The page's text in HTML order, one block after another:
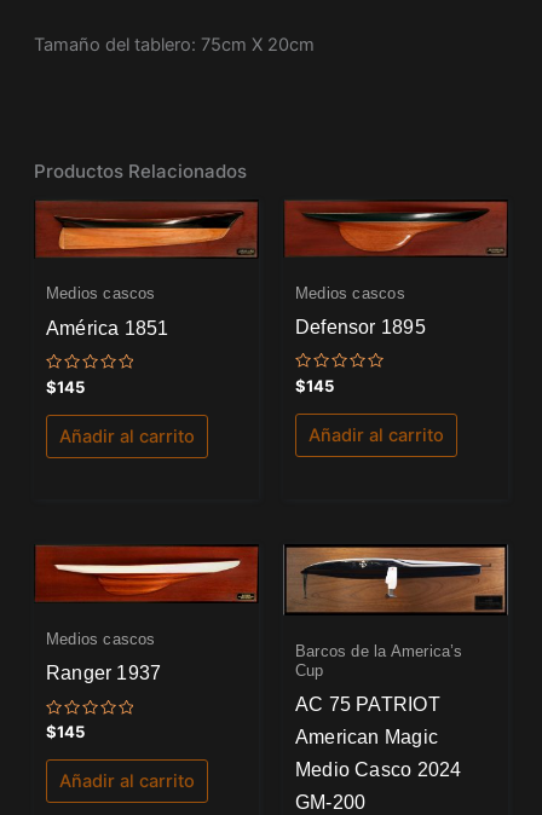
Tamaño del tablero: 75cm X 20cm
Productos Relacionados
Medios cascos
América 1851
Valorado
con
0
de
$145
Añadir al carrito
Medios cascos
Defensor 1895
Valorado
con
0
de
$145
Añadir al carrito
Medios cascos
Ranger 1937
Valorado
con
0
de
$145
Añadir al carrito
Barcos de la America’s
Cup
AC 75 PATRIOT
American Magic
Medio Casco 2024
GM-200